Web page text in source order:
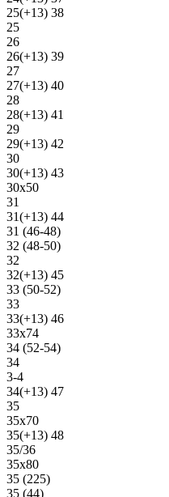
25(+13) 38
25
26
26(+13) 39
27
27(+13) 40
28
28(+13) 41
29
29(+13) 42
30
30(+13) 43
30х50
31
31(+13) 44
31 (46-48)
32 (48-50)
32
32(+13) 45
33 (50-52)
33
33(+13) 46
33х74
34 (52-54)
34
3-4
34(+13) 47
35
35х70
35(+13) 48
35/36
35х80
35 (225)
35 (44)